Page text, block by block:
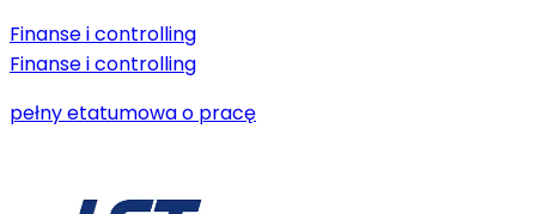
Finanse i controlling
Finanse i controlling
pełny etatumowa o pracę